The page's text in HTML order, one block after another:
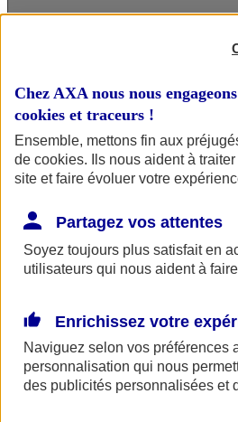
Chez AXA nous nous
cookies et traceurs !
Ensemble, mettons fin aux
de cookies. Ils nous aident à
site et faire évoluer votre
Partagez vos attentes
Soyez toujours plus satisfait en
utilisateurs qui nous aident à
Enrichissez votre
Naviguez selon vos préférences
personnalisation qui nous
des publicités personnalisées et